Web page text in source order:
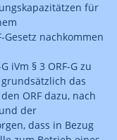
für
Gesetz nachkommen
iVm § 3 ORF-G zu
das
ORF dazu, nach
der
dass in Bezug